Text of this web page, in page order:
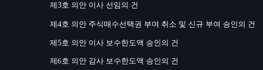
제 3호 의안 이사 선임의 건
제 4호 의안 주식매수선택권 부여 취소 및 신규 부여 승인의 건
제 5호 의안 이사 보수한도액 승인의 건
제6호 의안 감사 보수한도액 승인의 건